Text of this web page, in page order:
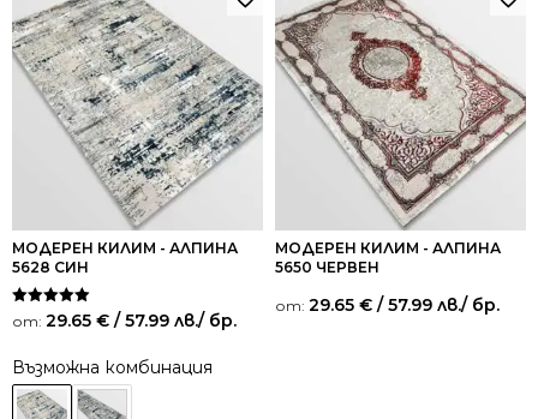
МОДЕРЕН КИЛИМ - АЛПИНА
5628 СИН
Оценено на
5.00
от: 29.65 € / 57.99 лв./ бр.
Възможна комбинация
МОДЕРЕН КИЛИМ - АЛПИНА
5650 ЧЕРВЕН
от: 29.65 € / 57.99 лв./ бр.